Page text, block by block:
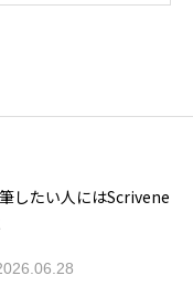
したい人にはScrivene